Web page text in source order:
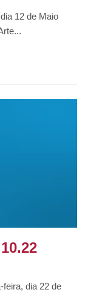
12 de Maio
feira, dia 22 de